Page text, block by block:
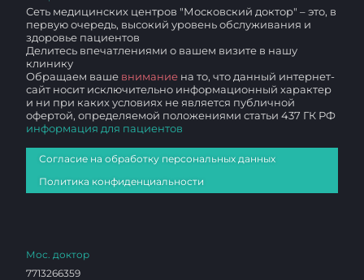
Сеть медицинских центров "Московский доктор" – это, в
первую очередь, высокий уровень обслуживания и
здоровье пациентов
Делитесь впечатлениями о вашем визите в нашу
клинику
Обращаем ваше внимание на то, что данный интернет-
сайт носит исключительно информационный характер
и ни при каких условиях не является публичной
офертой, определяемой положениями статьи 437 ГК РФ
информация для пациентов
Согласие на обработку персональных данных
Политика конфиденциальности
Мос. доктор
7713266359